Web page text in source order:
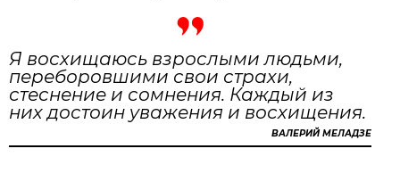
Я восхищаюсь взрослыми людьми,
переборовшими свои страхи,
стеснение и сомнения. Каждый из
них достоин уважения и восхищения.
ВАЛЕРИЙ МЕЛАДЗЕ